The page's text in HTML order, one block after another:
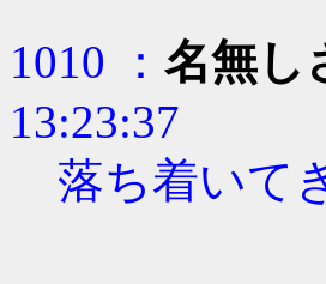
1010 ： 名無し
13:23:37
落ち着いて